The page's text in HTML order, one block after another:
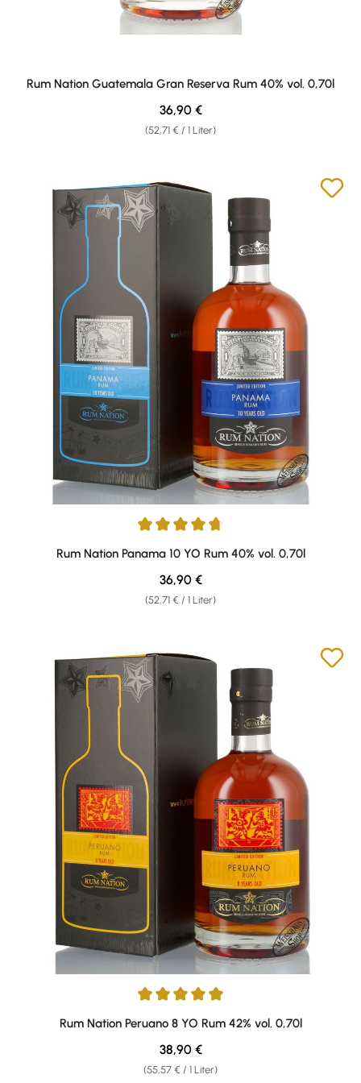
Rum Nation Guatemala Gran Reserva Rum 40% vol. 0,70l
(52,71 € / 1 Liter)
Regulärer Preis:
36,90 €
Durchschnittliche Bewertung von 4.73 von 5 Sternen
Rum Nation Panama 10 YO Rum 40% vol. 0,70l
(52,71 € / 1 Liter)
Regulärer Preis:
36,90 €
Durchschnittliche Bewertung von 5 von 5 Sternen
Rum Nation Peruano 8 YO Rum 42% vol. 0,70l
(55,57 € / 1 Liter)
Regulärer Preis:
38,90 €